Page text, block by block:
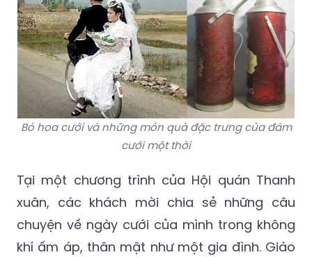
Bó hoa cưới và những món quà đặc trưng của đám
cưới một thời
Tại một chương trình của Hội quán Thanh
xuân, các khách mời chia sẻ những câu
chuyện về ngày cưới của mình trong không
khí ấm áp, thân mật như một gia đình. Giáo